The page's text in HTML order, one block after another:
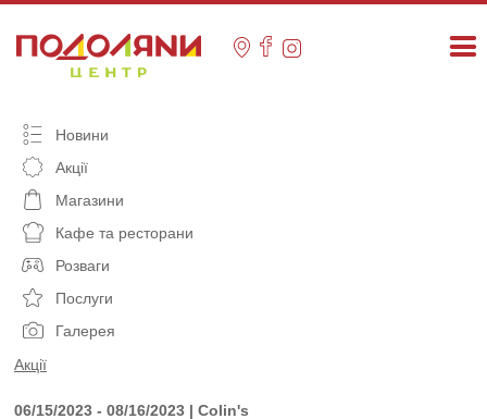
content
Новини
Акції
Магазини
Кафе та ресторани
Розваги
Послуги
Галерея
Акції
06/15/2023 - 08/16/2023 | Colin's